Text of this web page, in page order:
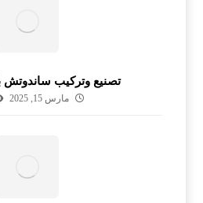
تصنيع وتركيب ساندوتش
مارس 15, 2025